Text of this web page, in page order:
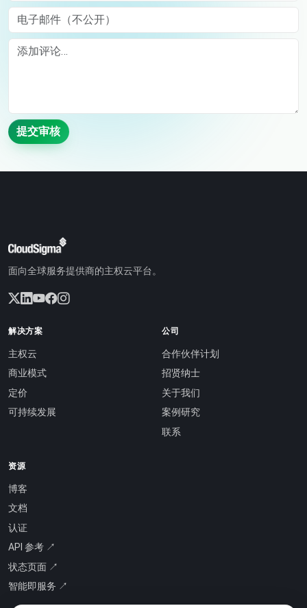
电子邮件（不公开）
Comment
提交审核
面向全球服务提供商的主权云平台。
解决方案
主权云
商业模式
定价
可持续发展
公司
合作伙伴计划
招贤纳士
关于我们
案例研究
联系
资源
博客
文档
认证
API 参考 ↗
状态页面 ↗
智能即服务 ↗